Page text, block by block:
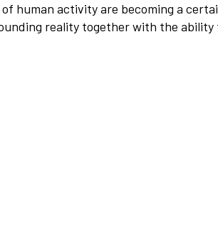
human activity are becoming a
reality together with the